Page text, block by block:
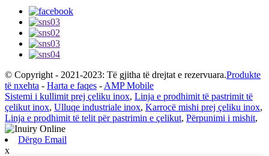
© Copyright - 2021-2023: Të gjitha të drejtat e rezervuara.Produkte
të nxehta - Harta e faqes - AMP Mobile
Sistemi i kullimit prej çeliku inox, Linja e prodhimit të pastrimit të
çelikut inox, Ulluqe industriale inox, Karrocë mishi prej çeliku inox,
Linja e prodhimit të telit për pastrimin e çelikut, Përpunimi i mishit,
Dërgo Email
x